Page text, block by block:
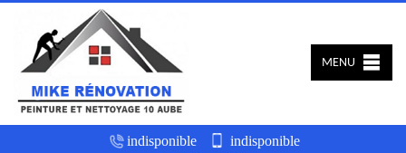
indisponible
indisponible
MENU